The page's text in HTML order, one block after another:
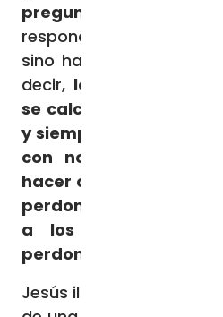
pregunta. Pero Jesús
responde: «No te digo
sino hasta setenta
decir, le dice que
se calcula, que está
y siempre!
con nosotros, y
hacer quien administra
perdonar siempre
a los sacerdotes, a
perdonad siempre
Jesús ilustra después